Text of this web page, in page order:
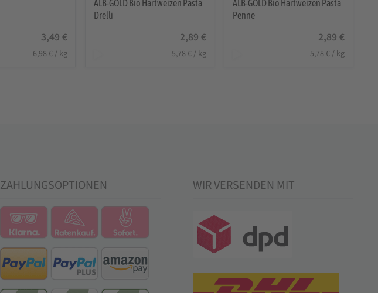
3,49 €
6,98 € / kg
ALB-GOLD Bio Hartweizen Pasta
Drelli
2,89 €
5,78 € / kg
ALB-GOLD Bio Hartweizen Pasta
Penne
2,89€
5,78 € / kg
ZAHLUNGSOPTIONEN WIR VERSENDEN MIT